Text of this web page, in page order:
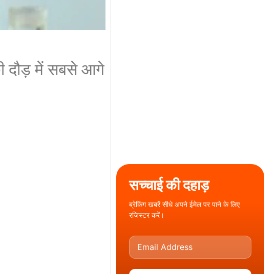
दौड़ में सबसे आगे
सच्चाई की दहाड़
ब्रेकिंग खबरें सीधे अपने ईमेल पर पाने के लिए
रजिस्टर करें।